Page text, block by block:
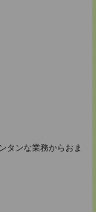
タンな業務からおま